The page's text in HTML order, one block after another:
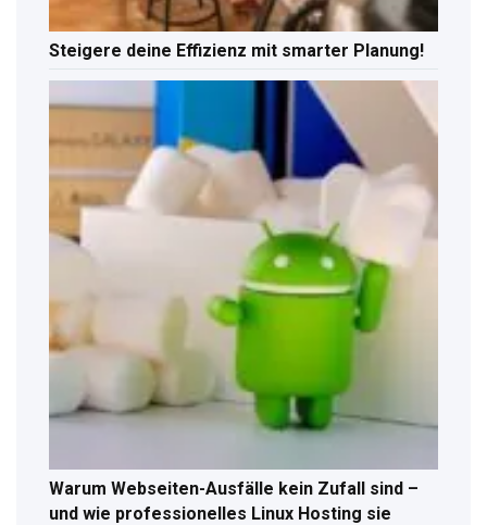
Steigere deine Effizienz mit smarter Planung!
Warum Webseiten-Ausfälle kein Zufall sind –
und wie professionelles Linux Hosting sie